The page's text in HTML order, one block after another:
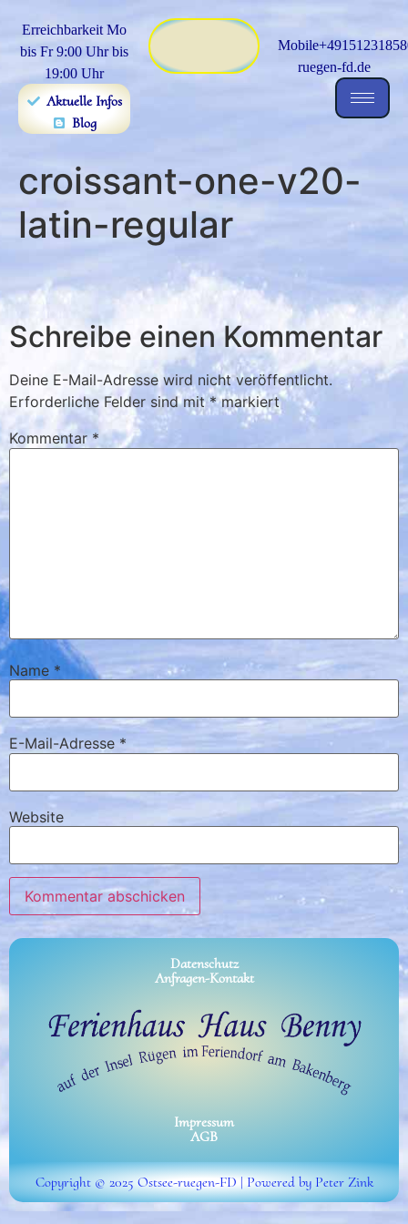
Erreichbarkeit Mo
bis Fr 9:00 Uhr bis
19:00 Uhr
Aktuelle Infos
Blog
ruegen-fd.de
croissant-one-v20-
latin-regular
Schreibe einen Kommentar
Deine E-Mail-Adresse wird nicht veröffentlicht.
Erforderliche Felder sind mit*markiert
Kommentar*
Name *
E-Mail-Adresse *
Website
Datenschutz
Anfragen-Kontakt
Impressum
AGB
Copyright © 2025 Ostsee-ruegen-FD | Powered by Peter Zink